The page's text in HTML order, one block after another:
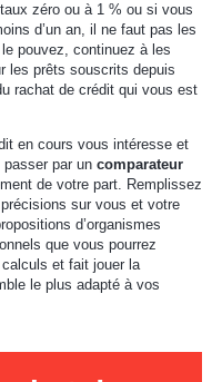
zéro ou à 1 % ou si vous
d’un an, il ne faut pas les
pouvez, continuez à les
les prêts souscrits depuis
rachat de crédit qui vous est
en cours vous intéresse et
par un comparateur
de votre part. Remplissez
sur vous et votre
d’organismes
que vous pourrez
et fait jouer la
le plus adapté à vos